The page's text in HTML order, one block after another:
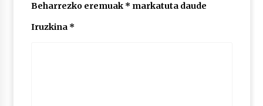
Beharrezko eremuak * markatuta daude
Iruzkina *